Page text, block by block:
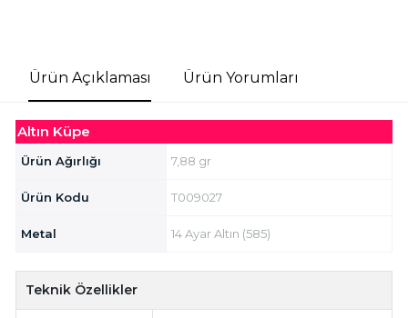
Ürün Açıklaması Ürün Yorumları
Altın Küpe
Ürün Ağırlığı 7,88 gr
Ürün Kodu T009027
Metal 14 Ayar Altın (585)
Teknik Özellikler